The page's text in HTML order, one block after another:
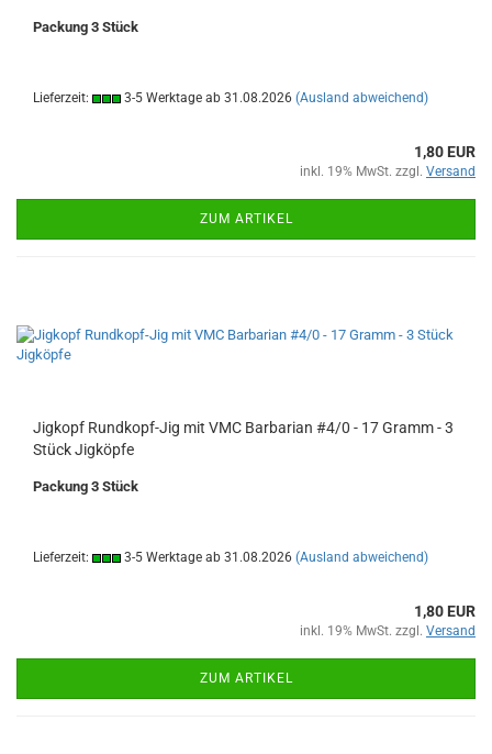
Packung 3 Stück
Lieferzeit: 3-5 Werktage ab 31.08.2026 (Ausland abweichend)
1,80 EUR
inkl. 19% MwSt. zzgl. Versand
ZUM ARTIKEL
Jigkopf Rundkopf-Jig mit VMC Barbarian #4/0 - 17 Gramm - 3
Stück Jigköpfe
Packung 3 Stück
Lieferzeit: 3-5 Werktage ab 31.08.2026 (Ausland abweichend)
1,80 EUR
inkl. 19% MwSt. zzgl. Versand
ZUM ARTIKEL